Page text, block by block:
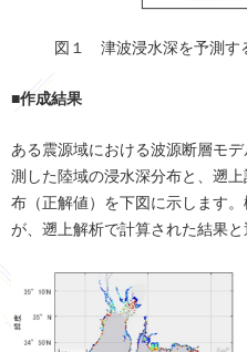
図１ 津波浸水深を予測す
■作成結果
ある震源域における波源断層モ
測した陸域の浸水深分布と、遡
布（正解値）を下図に示します
が、遡上解析で計算された結果